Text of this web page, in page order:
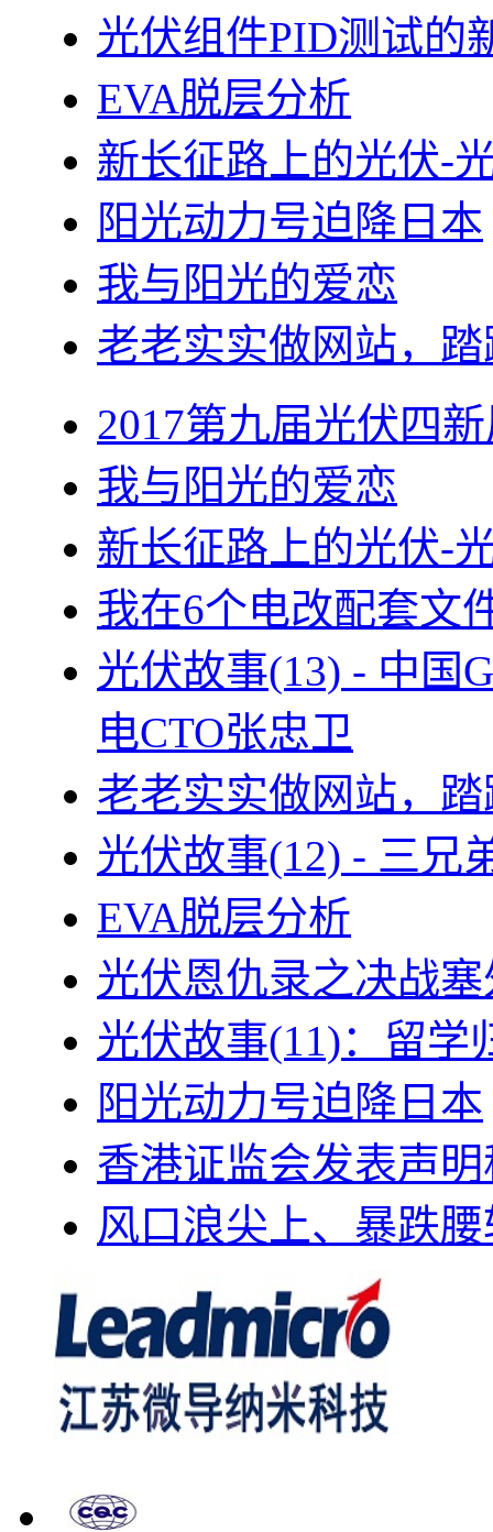
光伏组件PID测试的
EVA脱层分析
新长征路上的光伏-
阳光动力号迫降日本
我与阳光的爱恋
老老实实做网站，
2017第九届光伏四
我与阳光的爱恋
新长征路上的光伏-
我在6个电改配套文
光伏故事(13) - 中国
电CTO张忠卫
老老实实做网站，
光伏故事(12) - 三兄
EVA脱层分析
光伏恩仇录之决战
光伏故事(11)：留学
阳光动力号迫降日本
香港证监会发表声
风口浪尖上、暴跌